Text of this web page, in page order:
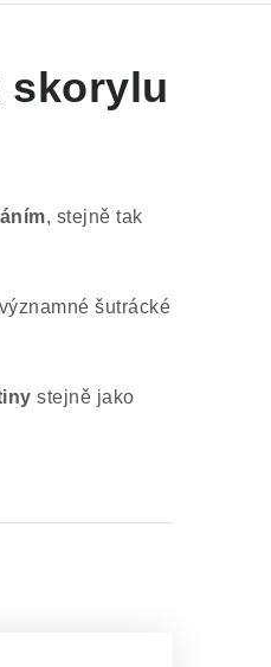
skorylu
, stejně tak
šutrácké
stejně jako